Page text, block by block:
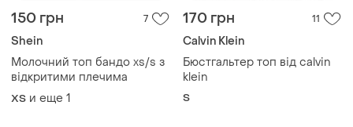
150 грн 7
Shein
Молочний топ бандо xs/s з
відкритими плечима
ХS и еще 1
170 грн 11
Calvin Klein
Бюстгальтер топ від calvin
klein
S